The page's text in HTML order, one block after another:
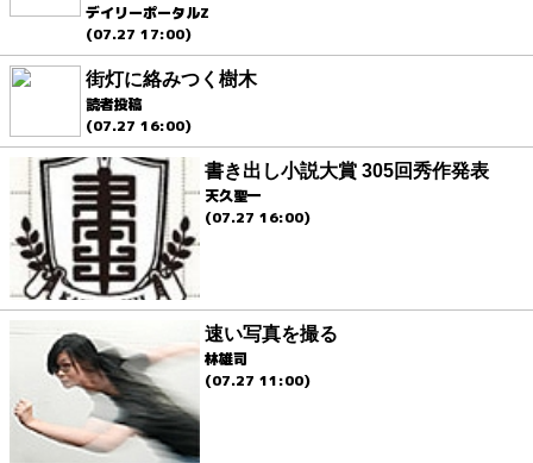
デイリーポータルZ
(07.27 17:00)
街灯に絡みつく樹木
読者投稿
(07.27 16:00)
書き出し小説大賞 305回秀作発表
天久聖一
(07.27 16:00)
速い写真を撮る
林雄司
(07.27 11:00)